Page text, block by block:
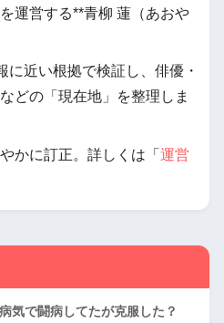
運営する**青柳 蓮（あおや
に近い根拠で検証し、俳優・
どの「現在地」を整理しま
かに訂正。詳しくは「 運営
気で闘病してたが克服した？